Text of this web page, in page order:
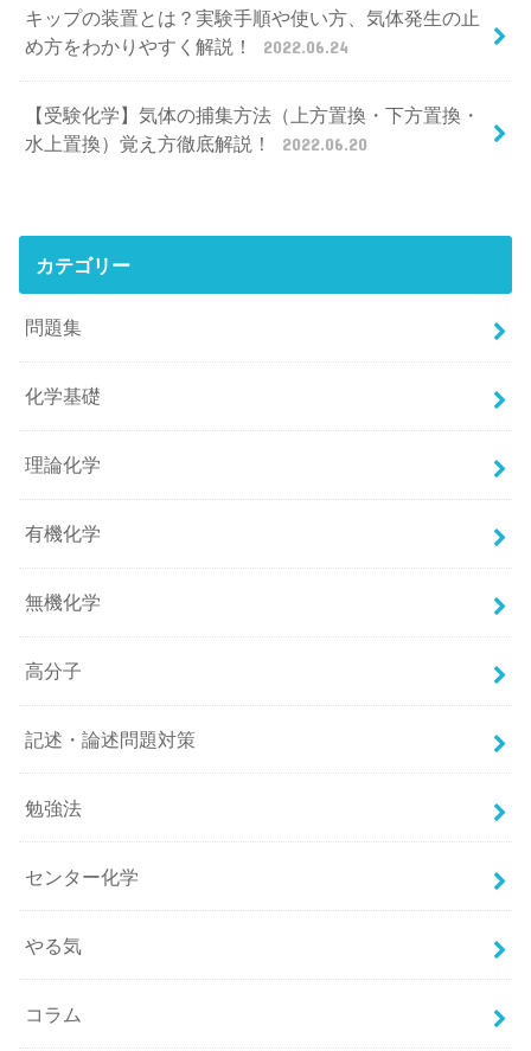
キップの装置とは？実験手順や使い方、気体発生の止
め方をわかりやすく解説！
2022.06.24
【受験化学】気体の捕集方法（上方置換・下方置換・
水上置換）覚え方徹底解説！
2022.06.20
カテゴリー
問題集
化学基礎
理論化学
有機化学
無機化学
高分子
記述・論述問題対策
勉強法
センター化学
やる気
コラム